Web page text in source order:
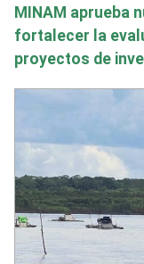
MINAM aprueba
fortalecer la
proyectos de